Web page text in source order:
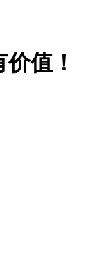
值！